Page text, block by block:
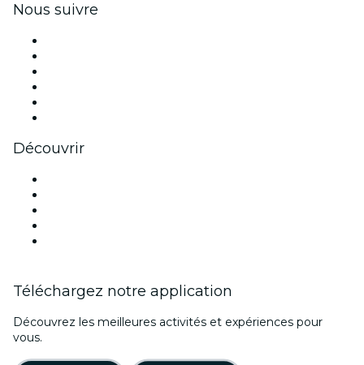
Nous suivre
Découvrir
Téléchargez notre application
Découvrez les meilleures activités et expériences pour
vous.